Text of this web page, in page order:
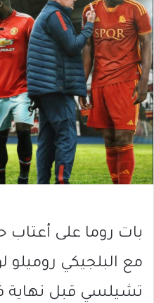
بات روما على
مع البلجيكي روميلو
تشيلسي قبل نهاية